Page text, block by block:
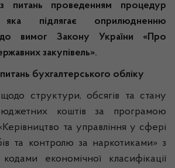
питань проведенням процедур
яка підлягає оприлюдненню
до вимог Закону України «Про
закупівель».
бухгалтерського обліку
щодо структури, обсягів та стану
коштів за програмою
та управління у сфері
та контролю за наркотиками» з
економічної класифікації